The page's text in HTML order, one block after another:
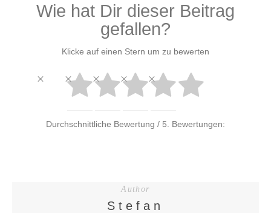
Wie hat Dir dieser Beitrag
gefallen?
Klicke auf einen Stern um zu bewerten
Durchschnittliche Bewertung / 5. Bewertungen:
Author
Stefan